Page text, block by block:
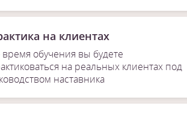
на клиентах
время обучения вы будете
на реальных клиентах под
наставника